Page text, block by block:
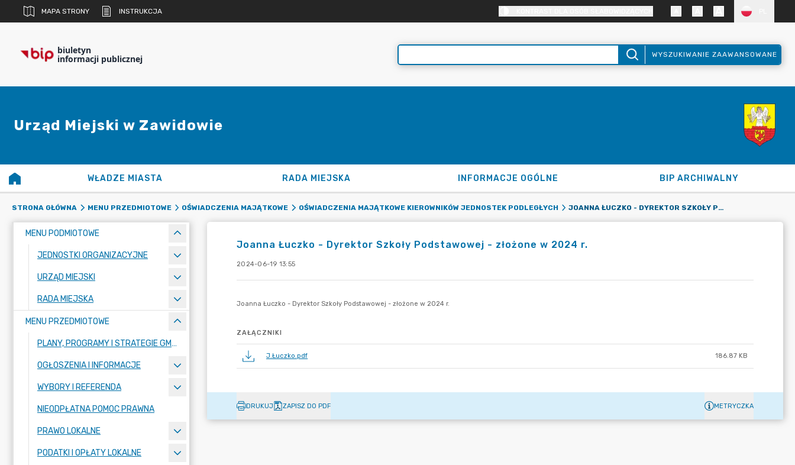
MAPA STRONY INSTRUKCJA
biuletyn
informacji publicznej WYSZUKIWANIE ZAAWANSOWANE
Urząd Miejski w Zawidowie
WŁADZE MIASTA RADA MIEJSKA INFORMACJE OGÓLNE BIP ARCHIWALNY
STRONA GŁÓWNA MENU PRZEDMIOTOWE OŚWIADCZENIA MAJĄTKOWE OŚWIADCZENIA MAJĄTKOWE KIEROWNIKÓW JEDNOSTEK PODLEGŁYCH JOANNA ŁUCZKO - DYREKTOR SZKOŁY PODSTAWOWEJ - ZŁOŻONE W 2024 R.
MENU PODMIOTOWE
JEDNOSTKI ORGANIZACYJNE
URZĄD MIEJSKI
RADA MIEJSKA
MENU PRZEDMIOTOWE
PLANY, PROGRAMY I STRATEGIE GMINY
OGŁOSZENIA I INFORMACJE
WYBORY I REFERENDA
NIEODPŁATNA POMOC PRAWNA
PRAWO LOKALNE
PODATKI I OPŁATY LOKALNE
Joanna Łuczko - Dyrektor Szkoły Podstawowej - złożone w 2024 r.
2024-06-19 13:55
ZAŁĄCZNIKI
J.Łuczko.pdf 186.87 KB
DRUKUJ ZAPISZ DO PDF METRYCZKA